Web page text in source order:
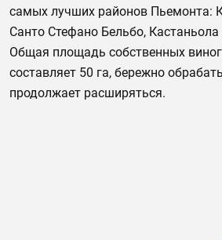
самых лучших районов Пьемонта:
Санто Стефано Бельбо,
Общая площадь собственных
составляет 50 га, бережно
продолжает расширяться.